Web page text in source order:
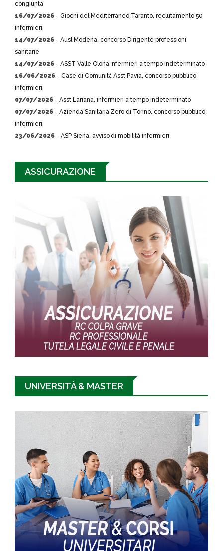
congiunta
16/07/2026 - Giochi del Mediterraneo Taranto, reclutamento 50
infermieri
14/07/2026 - Ausl Modena, concorso Dirigente professioni
sanitarie
14/07/2026 - ASST Valle Olona infermieri a tempo indeterminato
16/06/2026 - Case di Comunità Asst Pavia, concorso pubblico
infermieri
07/07/2026 - Asst Lariana, infermieri a tempo indeterminato
07/07/2026 - Azienda Sanitaria Zero di Torino, concorso pubblico
infermieri
23/06/2026 - ASP Siena, avviso di mobilità infermieri
ASSICURAZIONE
UNIVERSITÀ & MASTER